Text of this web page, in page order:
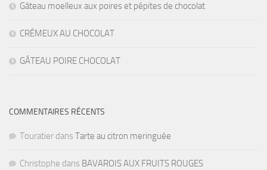
Gâteau moelleux aux poires et pépites de chocolat
CRÉMEUX AU CHOCOLAT
GÂTEAU POIRE CHOCOLAT
COMMENTAIRES RÉCENTS
Touratier dans Tarte au citron meringuée
Christophe dans BAVAROIS AUX FRUITS ROUGES